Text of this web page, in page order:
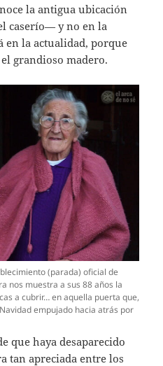
la antigua ubicación
caserío— y no en la
en la actualidad, porque
grandioso madero.
(parada) oficial de
nos muestra a sus 88 años la
a cubrir… en aquella puerta que,
empujado hacia atrás por
que haya desaparecido
tan apreciada entre los